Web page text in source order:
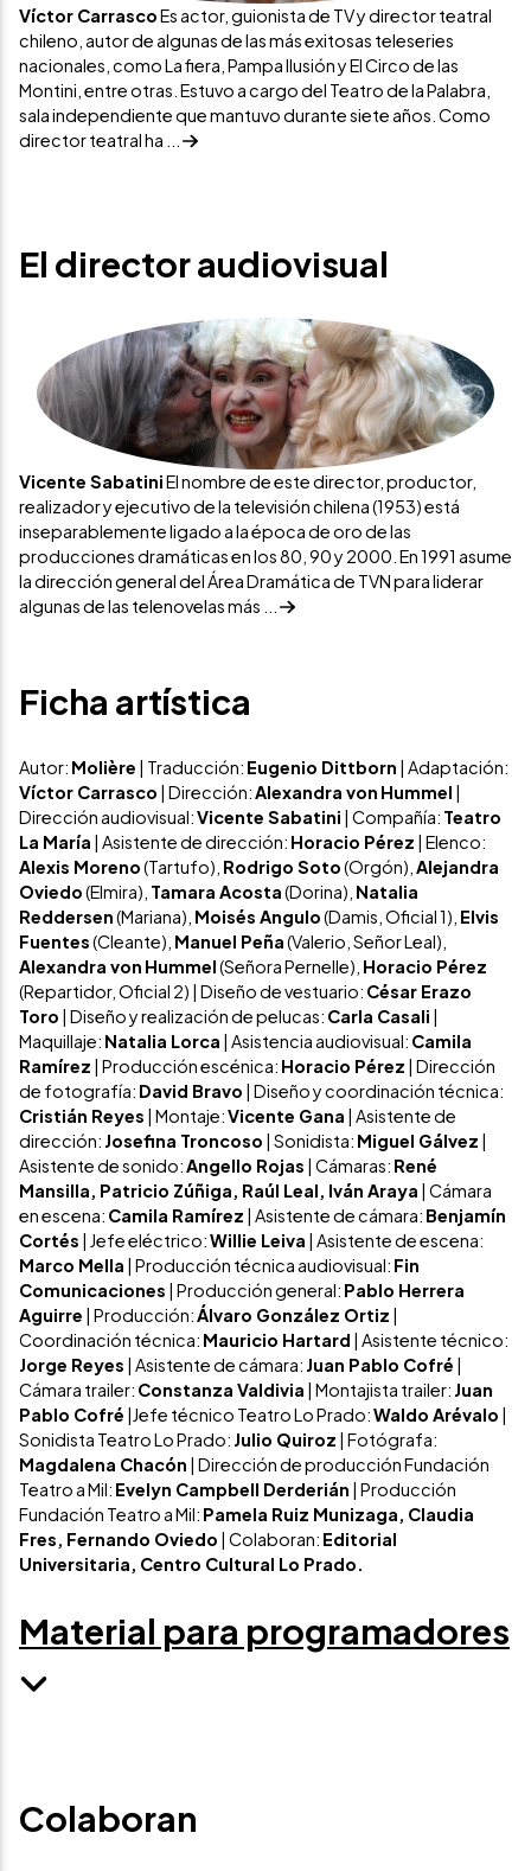
Víctor CarrascoEs actor, guionista de TV y director teatral
chileno, autor de algunas de las más exitosas teleseries
nacionales, como La fiera, Pampa Ilusión y El Circo de las
Montini, entre otras. Estuvo a cargo del Teatro de la Palabra,
sala independiente que mantuvo durante siete años. Como
director teatral ha ...
El director audiovisual
Vicente SabatiniEl nombre de este director, productor,
realizador y ejecutivo de la televisión chilena (1953) está
inseparablemente ligado a la época de oro de las
producciones dramáticas en los 80, 90 y 2000. En 1991 asume
la dirección general del Área Dramática de TVN para liderar
algunas de las telenovelas más ...
Ficha artística
Autor: Molière | Traducción: Eugenio Dittborn | Adaptación:
Víctor Carrasco | Dirección:Alexandra von Hummel |
Dirección audiovisual:Vicente Sabatini | Compañía: Teatro
La María | Asistente de dirección: Horacio Pérez | Elenco:
Alexis Moreno(Tartufo), Rodrigo Soto(Orgón), Alejandra
Oviedo(Elmira), Tamara Acosta(Dorina), Natalia
Reddersen(Mariana), Moisés Angulo(Damis, Oficial 1), Elvis
Fuentes(Cleante), Manuel Peña(Valerio, Señor Leal),
Alexandra von Hummel(Señora Pernelle), Horacio Pérez
(Repartidor, Oficial 2) | Diseño de vestuario: César Erazo
Toro | Diseño y realización de pelucas: Carla Casali |
Maquillaje: Natalia Lorca | Asistencia audiovisual: Camila
Ramírez | Producción escénica: Horacio Pérez | Dirección
de fotografía: David Bravo | Diseño y coordinación técnica:
Cristián Reyes | Montaje:Vicente Gana | Asistente de
dirección: Josefina Troncoso | Sonidista: Miguel Gálvez |
Asistente de sonido:Angello Rojas | Cámaras: René
Mansilla, Patricio Zúñiga, Raúl Leal, Iván Araya | Cámara
en escena: Camila Ramírez | Asistente de cámara: Benjamín
Cortés | Jefe eléctrico:Willie Leiva | Asistente de escena:
Marco Mella | Producción técnica audiovisual: Fin
Comunicaciones | Producción general: Pablo Herrera
Aguirre | Producción:Álvaro González Ortiz |
Coordinación técnica: Mauricio Hartard | Asistente técnico:
Jorge Reyes | Asistente de cámara: Juan Pablo Cofré |
Cámara trailer: Constanza Valdivia | Montajista trailer: Juan
Pablo Cofré |Jefe técnico Teatro Lo Prado:Waldo Arévalo |
Sonidista Teatro Lo Prado: Julio Quiroz | Fotógrafa:
Magdalena Chacón | Dirección de producción Fundación
Teatro a Mil: Evelyn Campbell Derderián | Producción
Fundación Teatro a Mil: Pamela Ruiz Munizaga, Claudia
Fres, Fernando Oviedo | Colaboran: Editorial
Universitaria, Centro Cultural Lo Prado.
Material para programadores
Colaboran